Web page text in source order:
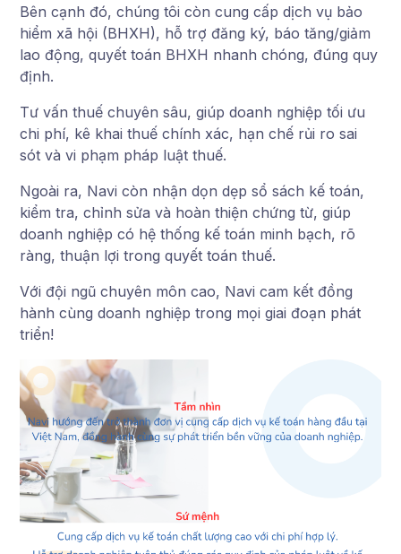
Bên cạnh đó, chúng tôi còn cung cấp dịch vụ bảo
hiểm xã hội (BHXH), hỗ trợ đăng ký, báo tăng/giảm
lao động, quyết toán BHXH nhanh chóng, đúng quy
định.
Tư vấn thuế chuyên sâu, giúp doanh nghiệp tối ưu
chi phí, kê khai thuế chính xác, hạn chế rủi ro sai
sót và vi phạm pháp luật thuế.
Ngoài ra, Navi còn nhận dọn dẹp sổ sách kế toán,
kiểm tra, chỉnh sửa và hoàn thiện chứng từ, giúp
doanh nghiệp có hệ thống kế toán minh bạch, rõ
ràng, thuận lợi trong quyết toán thuế.
Với đội ngũ chuyên môn cao, Navi cam kết đồng
hành cùng doanh nghiệp trong mọi giai đoạn phát
triển!